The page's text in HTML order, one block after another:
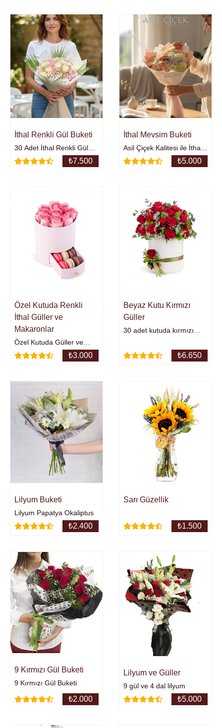
İthal Renkli Gül Buketi
30 Adet İthal Renkli Gül
buketinden oluşmaktadır.
₺7.500
İthal Mevsim Buketi
Asil Çiçek Kalitesi ile İthal
Çiçeklerden Oluşan
Mevsim BuketiGül ,
₺5.000
Özel Kutuda Renkli
İthal Güller ve
Makaronlar
Özel Kutuda Güller ve
MakaronlarÜrünün
Yaklaşık Yüksekliği : 25
ile gönderilmemektedir ve
İTHAL (HOLLANDA) gül
ton renkleri
mevcuttur.Ekstra Makaron
Eklemeniz
Gerekmez.İsteğe göre
ayıcık ekleyebilirisiniz.
₺3.000
Beyaz Kutu Kırmızı
Güller
30 adet kutuda kırmızı
₺6.650
Lilyum Buketi
Lilyum Papatya Okaliptus
₺2.400
Sarı Güzellik
₺1.500
9 Kırmızı Gül Buketi
9 Kırmızı Gül Buketi
₺2.000
Lilyum ve Güller
9 gül ve 4 dal lilyum
₺5.000